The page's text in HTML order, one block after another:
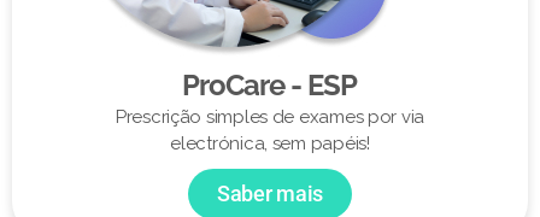
ProCare - ESP
Prescrição simples de exames por via
electrónica, sem papéis!
Saber mais